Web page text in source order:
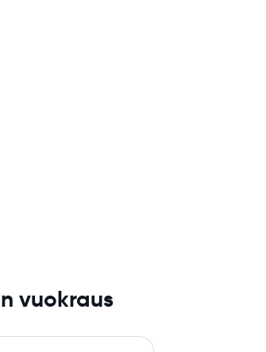
vuokraus